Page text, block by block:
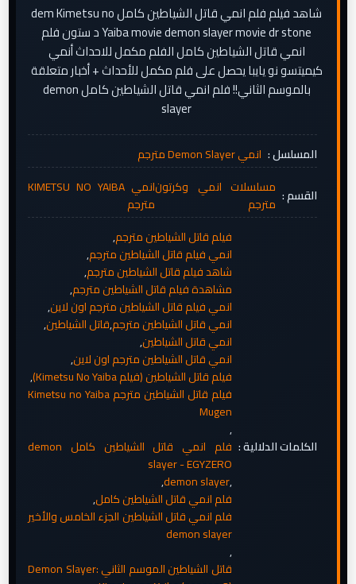
شاهد فيلم فلم انمي قاتل الشياطين كامل dem Kimetsu no
Yaiba movie demon slayer movie dr stone د ستون فلم
انمي قاتل الشياطين كامل الفلم مكمل للاحداث أنمي
كيميتسو نو يايبا يحصل على فلم مكمل للأحداث + أخبار متعلقة
بالموسم الثاني!! فلم انمي قاتل الشياطين كامل demon
slayer
المسلسل : انمي Demon Slayer مترجم
القسم : مسلسلات انمي وكرتون
مترجم
انمي KIMETSU NO YAIBA
مترجم
الكلمات الدلالية :
فيلم قاتل الشياطين مترجم,
انمي فيلم قاتل الشياطين مترجم,
شاهد فيلم قاتل الشياطين مترجم,
مشاهدة فيلم قاتل الشياطين مترجم,
انمي فيلم قاتل الشياطين مترجم اون لاين,
انمي قاتل الشياطين مترجم,قاتل الشياطين,
انمي قاتل الشياطين,
انمي قاتل الشياطين مترجم اون لاين,
فيلم قاتل الشياطين (فيلم Kimetsu No Yaiba)
,
فيلم قاتل الشياطين مترجم Kimetsu no Yaiba
Mugen
,
فلم انمي قاتل الشياطين كامل demon
slayer - EGYZERO
,
demon slayer
,
فلم انمي قاتل الشياطين كامل,
فلم انمي قاتل الشياطين الجزء الخامس والأخير
demon slayer
,
قاتل الشياطين الموسم الثاني Demon Slayer: